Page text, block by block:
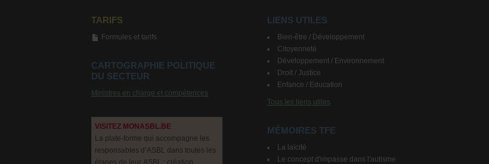
TARIFS
Formules et tarifs
CARTOGRAPHIE POLITIQUE
DU SECTEUR
Ministres en charge et compétences
VISITEZ MONASBL.BE
La plate-forme qui accompagne les
responsables d’ASBL dans toutes les
étapes de leur ASBL : création,
LIENS UTILES
Bien-être / Développement
Citoyenneté
Développement / Environnement
Droit / Justice
Enfance / Education
Tous les liens utiles
MÉMOIRES TFE
La laïcité
Le concept d'impasse dans l'autisme